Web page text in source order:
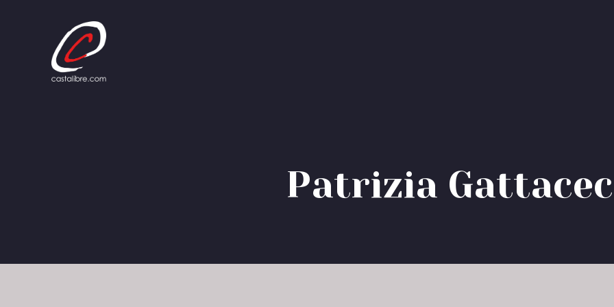
Patrizia Gattacec